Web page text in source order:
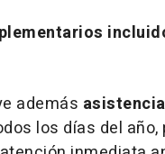
además
los días del año,